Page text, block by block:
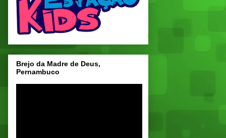
Brejo da Madre de Deus,
Pernambuco